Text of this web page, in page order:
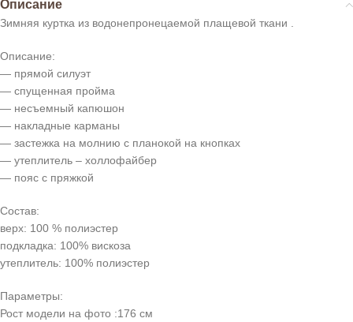
Описание
Зимняя куртка из водонепронецаемой плащевой ткани .
Описание:
— прямой силуэт
— спущенная пройма
— несъемный капюшон
— накладные карманы
— застежка на молнию с планокой на кнопках
— утеплитель – холлофайбер
— пояс с пряжкой
Состав:
верх: 100 % полиэстер
подкладка: 100% вискоза
утеплитель: 100% полиэстер
Параметры:
Рост модели на фото :176 см